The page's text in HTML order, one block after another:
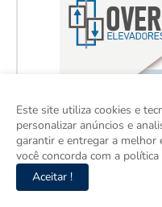
Este site utiliza cookies e
personalizar anúncios e
garantir e entregar a melhor
você concorda com a
Aceitar !